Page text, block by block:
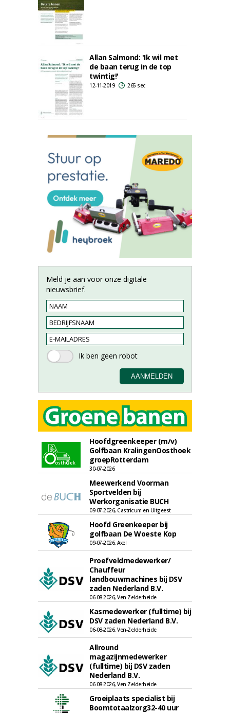
Allan Salmond: 'Ik wil met
de baan terug in de top
twintig!'
12-11-2019 265 sec
Meld je aan voor onze digitale
nieuwsbrief.
Hoofdgreenkeeper (m/v)
Golfbaan KralingenOosthoek
groepRotterdam
30-07-2026
Meewerkend Voorman
Sportvelden bij
Werkorganisatie BUCH
09-07-2026, Castricum en Uitgeest
Hoofd Greenkeeper bij
golfbaan De Woeste Kop
09-07-2026, Axel
Proefveldmedewerker/
Chauffeur
landbouwmachines bij DSV
zaden Nederland B.V.
06-08-2026, Ven-Zelderheide
Kasmedewerker (fulltime) bij
DSV zaden Nederland B.V.
06-08-2026, Ven-Zelderheide
Allround
magazijnmedewerker
(fulltime) bij DSV zaden
Nederland B.V.
06-08-2026, Ven Zelderheide
Groeiplaats specialist bij
Boomtotaalzorg32-40 uur